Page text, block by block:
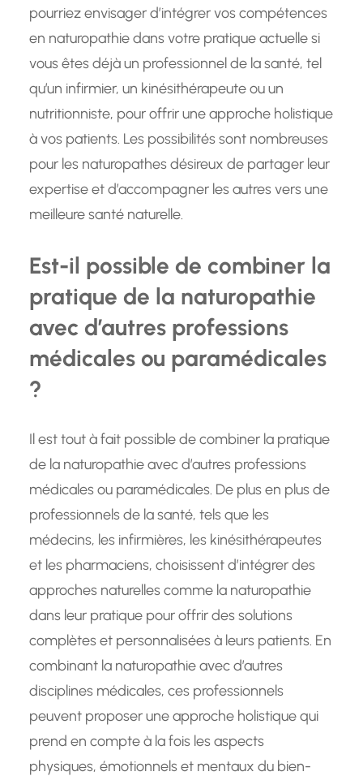
pourriez envisager d’intégrer vos compétences
en naturopathie dans votre pratique actuelle si
vous êtes déjà un professionnel de la santé, tel
qu’un infirmier, un kinésithérapeute ou un
nutritionniste, pour offrir une approche holistique
à vos patients. Les possibilités sont nombreuses
pour les naturopathes désireux de partager leur
expertise et d’accompagner les autres vers une
meilleure santé naturelle.
Est-il possible de combiner la
pratique de la naturopathie
avec d’autres professions
médicales ou paramédicales
?
Il est tout à fait possible de combiner la pratique
de la naturopathie avec d’autres professions
médicales ou paramédicales. De plus en plus de
professionnels de la santé, tels que les
médecins, les infirmières, les kinésithérapeutes
et les pharmaciens, choisissent d’intégrer des
approches naturelles comme la naturopathie
dans leur pratique pour offrir des solutions
complètes et personnalisées à leurs patients. En
combinant la naturopathie avec d’autres
disciplines médicales, ces professionnels
peuvent proposer une approche holistique qui
prend en compte à la fois les aspects
physiques, émotionnels et mentaux du bien-